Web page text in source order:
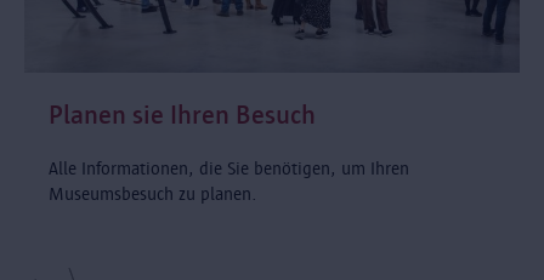
Planen sie Ihren Besuch
Alle Informationen, die Sie benötigen, um Ihren
Museumsbesuch zu planen.